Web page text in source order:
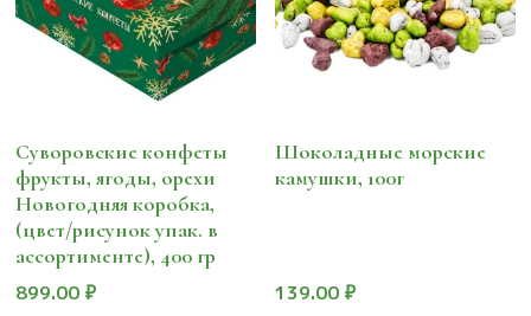
Суворовские конфеты
фрукты, ягоды, орехи
Новогодняя коробка,
(цвет/рисунок упак. в
ассортименте), 400 гр
899.00 ₽
Шоколадные морские
камушки, 100г
139.00₽